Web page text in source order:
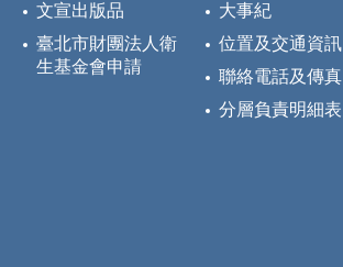
文宣出版品
臺北市財團法人衛
生基金會申請
大事紀
位置及交通資訊
聯絡電話及傳真
分層負責明細表